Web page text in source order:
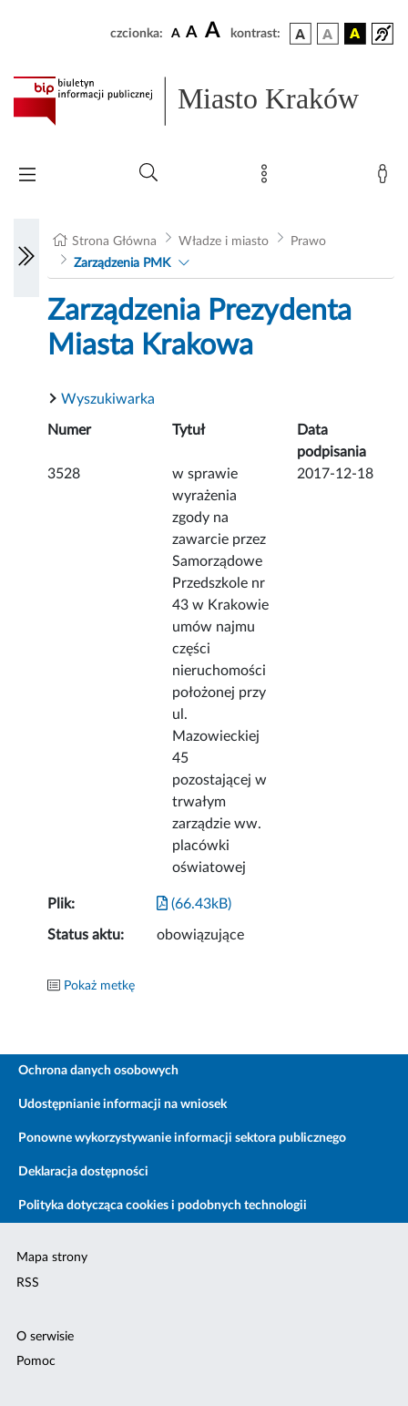
czcionka: A A A kontrast:
Miasto Kraków
Strona Główna Władze i miasto
Prawo
Zarządzenia PMK
Zarządzenia Prezydenta
Miasta Krakowa
Wyszukiwarka
Numer Tytuł
Data
podpisania
3528
w sprawie
wyrażenia
zgody na
zawarcie przez
Samorządowe
Przedszkole nr
43 w Krakowie
umów najmu
części
nieruchomości
położonej przy
ul.
Mazowieckiej
45
pozostającej w
trwałym
zarządzie ww.
placówki
oświatowej
2017-12-18
Plik: (66.43kB)
Status aktu: obowiązujące
Pokaż metkę
Ochrona danych osobowych
Udostępnianie informacji na wniosek
Ponowne wykorzystywanie informacji sektora publicznego
Deklaracja dostępności
Polityka dotycząca cookies i podobnych technologii
Mapa strony
RSS
O serwisie
Pomoc